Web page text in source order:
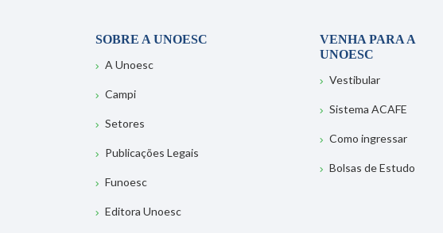
SOBRE A UNOESC
A Unoesc
Campi
Setores
Publicações Legais
Funoesc
Editora Unoesc
VENHA PARA A
UNOESC
Vestibular
Sistema ACAFE
Como ingressar
Bolsas de Estudo